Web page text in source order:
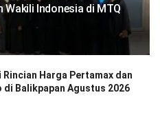
Indonesia di MTQ
Rincian Harga Pertamax dan
di Balikpapan Agustus 2026